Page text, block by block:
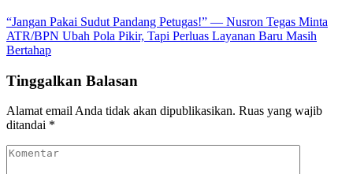
“Jangan Pakai Sudut Pandang Petugas!” — Nusron Tegas Minta
ATR/BPN Ubah Pola Pikir, Tapi Perluas Layanan Baru Masih
Bertahap
Tinggalkan Balasan
Alamat email Anda tidak akan dipublikasikan. Ruas yang wajib
ditandai *